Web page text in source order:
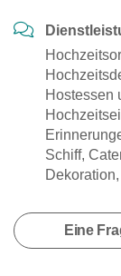
Hostessen
Schiff,
Eine